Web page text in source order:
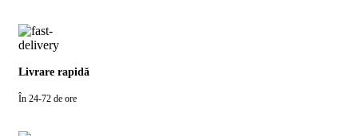
Livrare rapidă
În 24-72 de ore